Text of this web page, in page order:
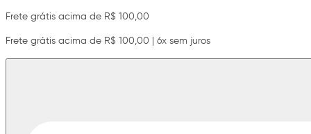
Frete grátis acima de R$ 100,00
Frete grátis acima de R$ 100,00 | 6x sem juros